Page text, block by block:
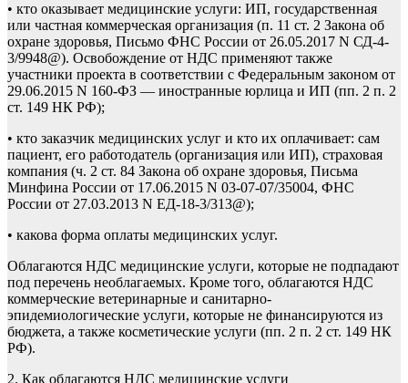
• кто оказывает медицинские услуги: ИП, государственная
или частная коммерческая организация (п. 11 ст. 2 Закона об
охране здоровья, Письмо ФНС России от 26.05.2017 N СД-4-
3/9948@). Освобождение от НДС применяют также
участники проекта в соответствии с Федеральным законом от
29.06.2015 N 160-ФЗ — иностранные юрлица и ИП (пп. 2 п. 2
ст. 149 НК РФ);
• кто заказчик медицинских услуг и кто их оплачивает: сам
пациент, его работодатель (организация или ИП), страховая
компания (ч. 2 ст. 84 Закона об охране здоровья, Письма
Минфина России от 17.06.2015 N 03-07-07/35004, ФНС
России от 27.03.2013 N ЕД-18-3/313@);
• какова форма оплаты медицинских услуг.
Облагаются НДС медицинские услуги, которые не подпадают
под перечень необлагаемых. Кроме того, облагаются НДС
коммерческие ветеринарные и санитарно-
эпидемиологические услуги, которые не финансируются из
бюджета, а также косметические услуги (пп. 2 п. 2 ст. 149 НК
РФ).
2. Как облагаются НДС медицинские услуги